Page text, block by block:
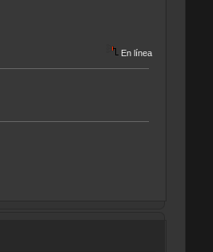
En línea